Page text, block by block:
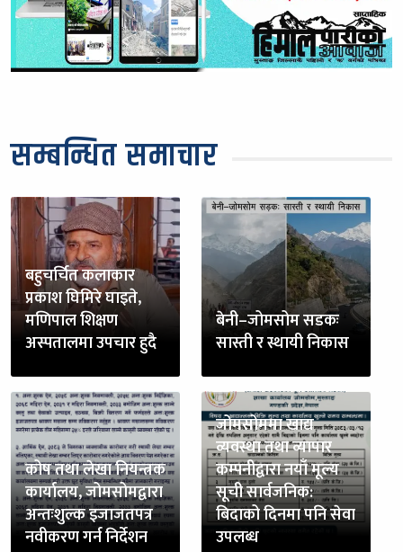
सम्बन्धित समाचार
बहुचर्चित कलाकार
प्रकाश घिमिरे घाइते,
मणिपाल शिक्षण
अस्पतालमा उपचार हुदै
बेनी–जोमसोम सडकः
सास्ती र स्थायी निकास
कोष तथा लेखा नियन्त्रक
कार्यालय, जोमसोमद्वारा
अन्तःशुल्क इजाजतपत्र
नवीकरण गर्न निर्देशन
जोमसोममा खाद्य
व्यवस्था तथा व्यापार
कम्पनीद्वारा नयाँ मूल्य
सूची सार्वजनिक:
बिदाको दिनमा पनि सेवा
उपलब्ध